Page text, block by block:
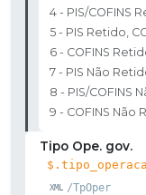
4 - PIS/COFINS
5 - PIS Retido,
6 - COFINS
7 - PIS Não
8 - PIS/COFINS
9 - COFINS Não
Tipo Ope. gov.
/TpOper